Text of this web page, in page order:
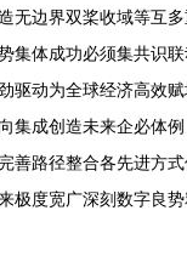
边界双桨收域等互
集体成功必须集共识
驱动为全球经济高效
集成创造未来企必体
路径整合各先进方
极度宽广深刻数字良